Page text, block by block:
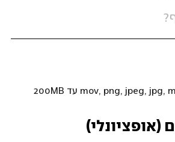
(אופציונלי)